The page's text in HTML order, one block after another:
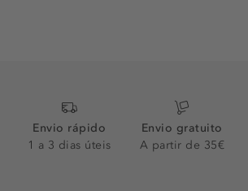
Envio rápido
1 a 3 dias úteis
Envio gratuito
A partir de 35€